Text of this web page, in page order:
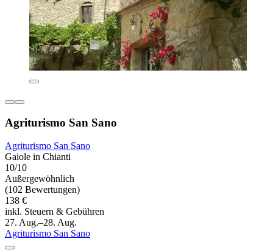
Agriturismo San Sano
Agriturismo San Sano
Gaiole in Chianti
10/10
Außergewöhnlich
(102 Bewertungen)
138 €
inkl. Steuern & Gebühren
27. Aug.–28. Aug.
Agriturismo San Sano